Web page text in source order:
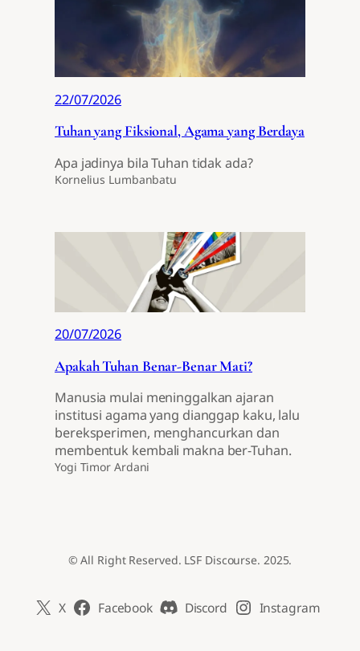
22/07/2026
Tuhan yang Fiksional, Agama yang Berdaya
Apa jadinya bila Tuhan tidak ada?
Kornelius Lumbanbatu
20/07/2026
Apakah Tuhan Benar-Benar Mati?
Manusia mulai meninggalkan ajaran
institusi agama yang dianggap kaku, lalu
bereksperimen, menghancurkan dan
membentuk kembali makna ber-Tuhan.
Yogi Timor Ardani
© All Right Reserved. LSF Discourse. 2025.
X Facebook Discord Instagram